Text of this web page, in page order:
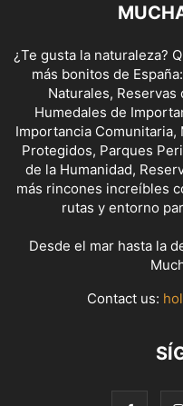
¿Te gusta la naturaleza?
más bonitos de
Naturales, Reservas
Humedales de
Importancia Comunitaria,
Protegidos, Parques
de la Humanidad,
más rincones increíbles
rutas y entorno
Desde el mar hasta la
Contact us: